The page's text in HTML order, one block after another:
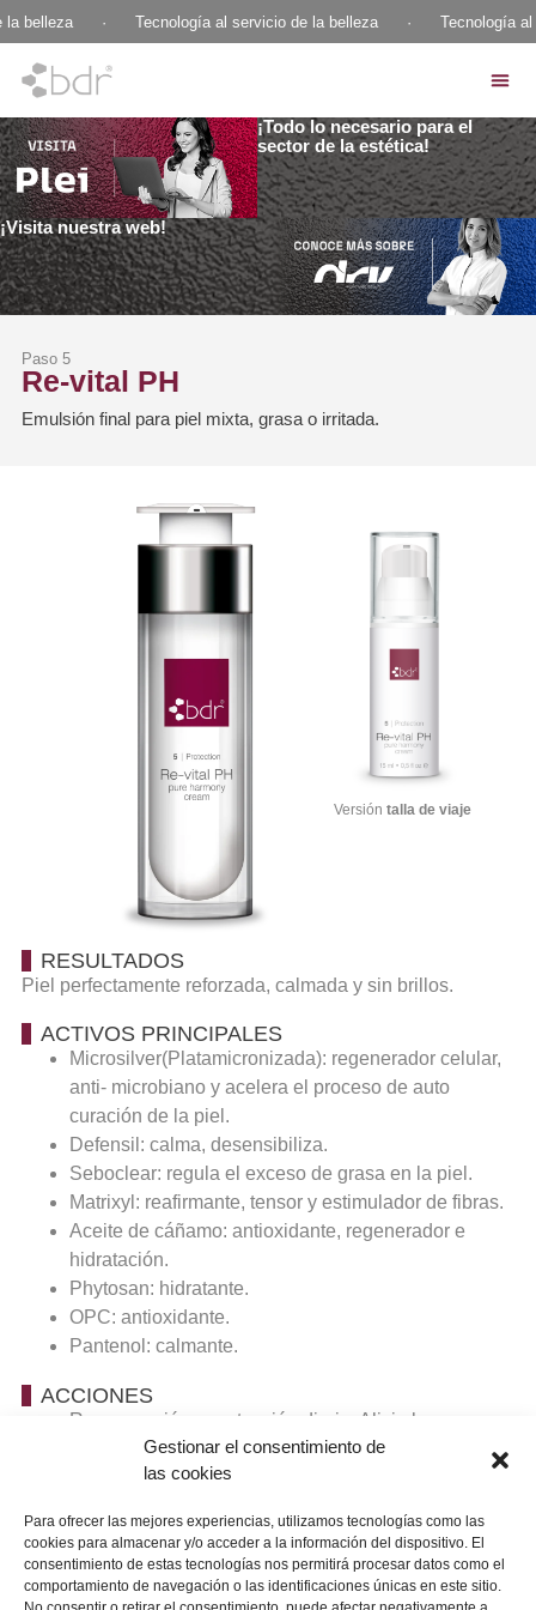
Gestionar el consentimiento de
las cookies
Para ofrecer las mejores experiencias, utilizamos tecnologías como las
cookies para almacenar y/o acceder a la información del dispositivo. El
consentimiento de estas tecnologías nos permitirá procesar datos como el
comportamiento de navegación o las identificaciones únicas en este sitio.
belleza Tecnología al servicio de la belleza Tecnología
¡Todo lo necesario para el
sector de la estética!
¡Visita nuestra web!
Paso 5
Re-vital PH
Emulsión final para piel mixta, grasa o irritada.
Versióntalla de viaje
RESULTADOS
Piel perfectamente reforzada, calmada y sin brillos.
ACTIVOS PRINCIPALES
Microsilver(Platamicronizada): regenerador celular,
anti- microbiano y acelera el proceso de auto
curación de la piel.
Defensil: calma, desensibiliza.
Seboclear: regula el exceso de grasa en la piel.
Matrixyl: reafirmante, tensor y estimulador de fibras.
Aceite de cáñamo: antioxidante, regenerador e
hidratación.
Phytosan: hidratante.
OPC: antioxidante.
Pantenol: calmante.
ACCIONES
Regeneración y protección diaria. Alivia las
irritaciones cutáneas.
Extremadamente calmante e hidratante.
Calmante y relajante al mismo tiempo.
APLICACIÓN
Aplícalo mañana y noche sobre rostro y escote como